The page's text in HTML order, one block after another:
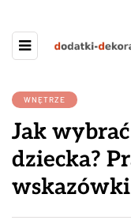
WNĘTRZE
Jak
dziecka?